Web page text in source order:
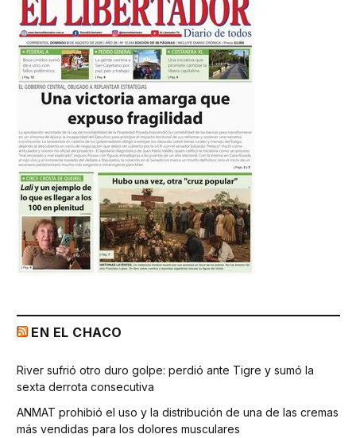
EN EL CHACO
River sufrió otro duro golpe: perdió ante Tigre y sumó la
sexta derrota consecutiva
ANMAT prohibió el uso y la distribución de una de las cremas
más vendidas para los dolores musculares